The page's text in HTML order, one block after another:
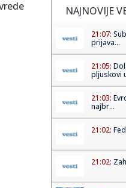
NAJNOVIJE
21:07:
prijava...
21:05:
pljuskovi
21:03:
najbr...
21:02:
21:02: